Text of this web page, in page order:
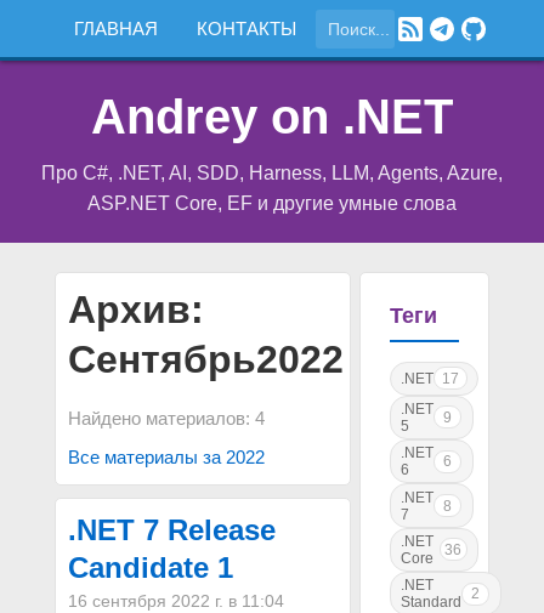
ГЛАВНАЯ КОНТАКТЫ
Andrey on .NET
Про C#, .NET, AI, SDD, Harness, LLM, Agents, Azure,
ASP.NET Core, EF и другие умные слова
Архив:
Сентябрь2022
Найдено материалов: 4
Все материалы за 2022
.NET 7 Release
Candidate 1
16 сентября 2022 г. в 11:04
Теги
.NET 17
.NET
5
9
.NET
6
6
.NET
7
8
.NET
Core
36
.NET
Standard
2